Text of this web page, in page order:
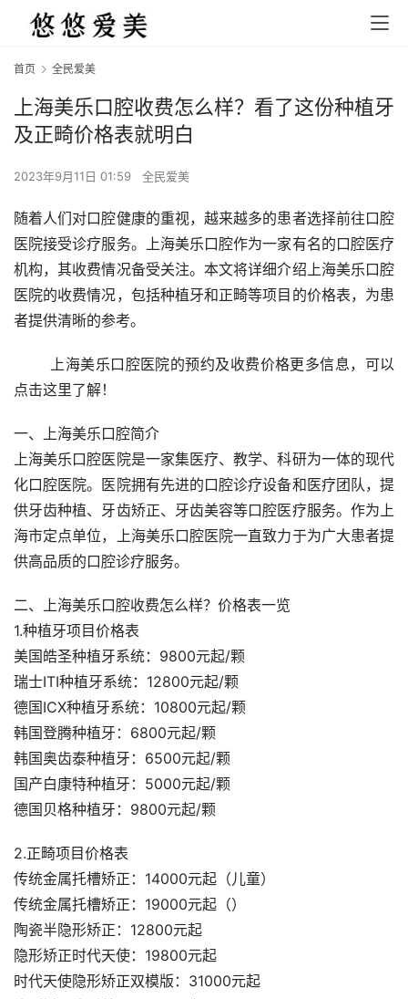
首页 全民爱美
上海美乐口腔收费怎么样？看了这份种植牙
及正畸价格表就明白
2023年9月11日 01:59 全民爱美
随着人们对口腔健康的重视，越来越多的患者选择前往口腔
医院接受诊疗服务。上海美乐口腔作为一家有名的口腔医疗
机构，其收费情况备受关注。本文将详细介绍上海美乐口腔
医院的收费情况，包括种植牙和正畸等项目的价格表，为患
者提供清晰的参考。
点击这里了解！
一、上海美乐口腔简介
上海美乐口腔医院是一家集医疗、教学、科研为一体的现代
化口腔医院。医院拥有先进的口腔诊疗设备和医疗团队，提
供牙齿种植、牙齿矫正、牙齿美容等口腔医疗服务。作为上
海市定点单位，上海美乐口腔医院一直致力于为广大患者提
供高品质的口腔诊疗服务。
二、上海美乐口腔收费怎么样？价格表一览
1.种植牙项目价格表
美国皓圣种植牙系统：9800元起/颗
瑞士ITI种植牙系统：12800元起/颗
德国ICX种植牙系统：10800元起/颗
韩国登腾种植牙：6800元起/颗
韩国奥齿泰种植牙：6500元起/颗
国产白康特种植牙：5000元起/颗
德国贝格种植牙：9800元起/颗
2.正畸项目价格表
传统金属托槽矫正：14000元起（儿童）
传统金属托槽矫正：19000元起（）
陶瓷半隐形矫正：12800元起
隐形矫正时代天使：19800元起
时代天使隐形矫正双模版：31000元起